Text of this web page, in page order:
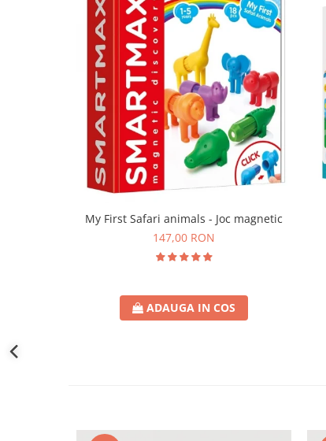
My First Safari animals - Joc magnetic
147,00 RON
ADAUGA IN COS